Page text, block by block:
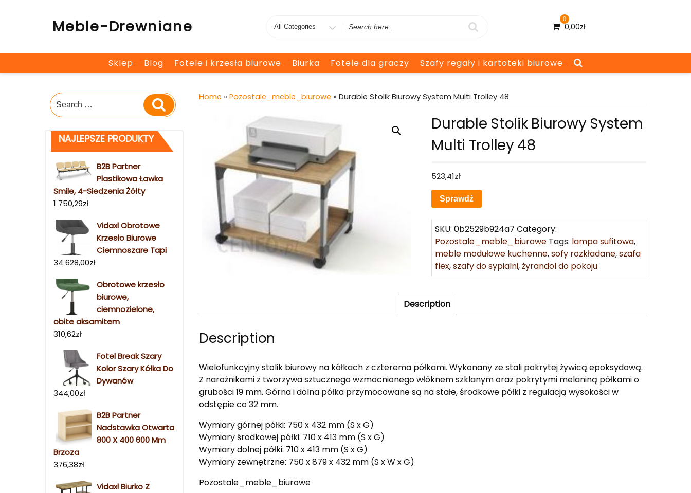
Meble-Drewniane
Search
0
0,00zł
Sklep Blog Fotele i krzesła biurowe Biurka Fotele dla graczy Szafy regały i kartoteki biurowe
Search
for:
Search
NAJLEPSZE PRODUKTY
B2B Partner
Plastikowa Ławka
Smile, 4-Siedzenia Żółty
1 750,29zł
Vidaxl Obrotowe
Krzesło Biurowe
Ciemnoszare Tapi
34 628,00zł
Obrotowe krzesło
biurowe,
ciemnozielone,
obite aksamitem
310,62zł
Fotel Break Szary
Kolor Szary Kółka Do
Dywanów
344,00zł
B2B Partner
Nadstawka Otwarta
800 X 400 600 Mm
Brzoza
376,38zł
Vidaxl Biurko Z
Home » Pozostale_meble_biurowe » Durable Stolik Biurowy System Multi Trolley 48
Durable Stolik Biurowy System
Multi Trolley 48
523,41zł
Sprawdź
SKU:0b2529b924a7 Category:
Pozostale_meble_biurowe Tags: lampa sufitowa,
meble modułowe kuchenne,sofy rozkładane,szafa
flex,szafy do sypialni,żyrandol do pokoju
Description
Description
Wielofunkcyjny stolik biurowy na kółkach z czterema półkami. Wykonany ze stali pokrytej żywicą epoksydową.
Z narożnikami z tworzywa sztucznego wzmocnionego włóknem szklanym oraz pokrytymi melaniną półkami o
grubości 19 mm. Górna i dolna półka przymocowane są na stałe, środkowe półki z regulacją wysokości w
odstępie co 32 mm.
Wymiary górnej półki: 750 x 432 mm (S x G)
Wymiary środkowej półki: 710 x 413 mm (S x G)
Wymiary dolnej półki: 710 x 413 mm (S x G)
Wymiary zewnętrzne: 750 x 879 x 432 mm (S x W x G)
Pozostale_meble_biurowe